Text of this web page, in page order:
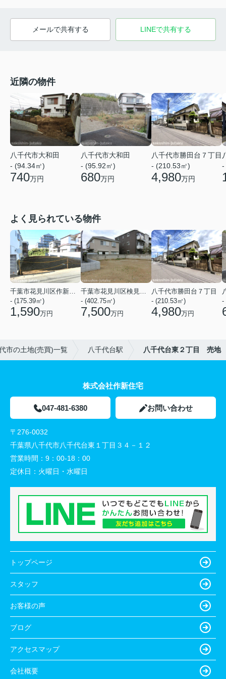
メールで共有する LINEで共有する
近隣の物件
八千代市大和田
- (94.34㎡)
740万円
八千代市大和田
- (95.92㎡)
680万円
八千代市勝田台７丁目
- (210.53㎡)
4,980万円
-
よく見られている物件
千葉市花見川区作新台５丁目
- (175.39㎡)
1,590万円
千葉市花見川区検見川町３丁目
- (402.75㎡)
7,500万円
八千代市勝田台７丁目
- (210.53㎡)
4,980万円
-
市の土地(売買)一覧 八千代台駅 八千代台東２丁目 売地
株式会社作新住宅
047-481-6380 お問い合わせ
〒276-0032
千葉県八千代市八千代台東１丁目３４－１２
営業時間： 9：00-18：00
定休日： 火曜日・水曜日
トップページ
スタッフ
お客様の声
ブログ
アクセスマップ
会社概要